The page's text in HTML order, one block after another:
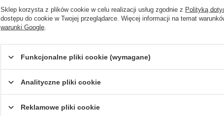
Sklep korzysta z plików cookie w celu realizacji usług zgodnie z Polityką
dostępu do cookie w Twojej przeglądarce. Więcej informacji na temat
warunki Google
Funkcjonalne pliki cookie (wymagane)
Analityczne pliki cookie
Reklamowe pliki cookie